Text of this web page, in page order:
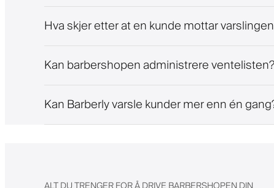
Hva skjer etter at en kunde mottar
Kan barbershopen administrere ventelisten?
Kan Barberly varsle kunder mer enn én